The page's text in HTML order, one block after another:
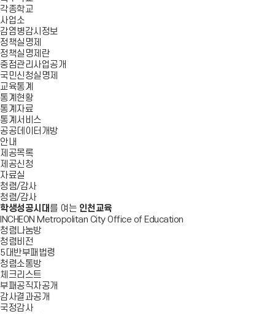
각종학교
사업소
감염병감시정보
정책실명제
정책실명제란
중점관리사업공개
국민신청실명제
교육통계
통계현황
통계자료
통계서비스
공공데이터개방
안내
제공목록
제공신청
자료실
청렴/감사
청렴/감사
학생성공시대 를 여는 인천교육
INCHEON Metropolitan City Office of Education
청렴나눔방
청렴비전
5대반부패법령
청렴소통방
체크리스트
부패공직자공개
감사결과공개
국정감사